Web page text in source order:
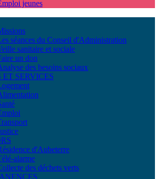
jeunes
séances du Conseil d'Administration
sanitaire et sociale
un don
des besoins sociaux
ET SERVICES
d'Aubeterre
alarme
des déchets verts